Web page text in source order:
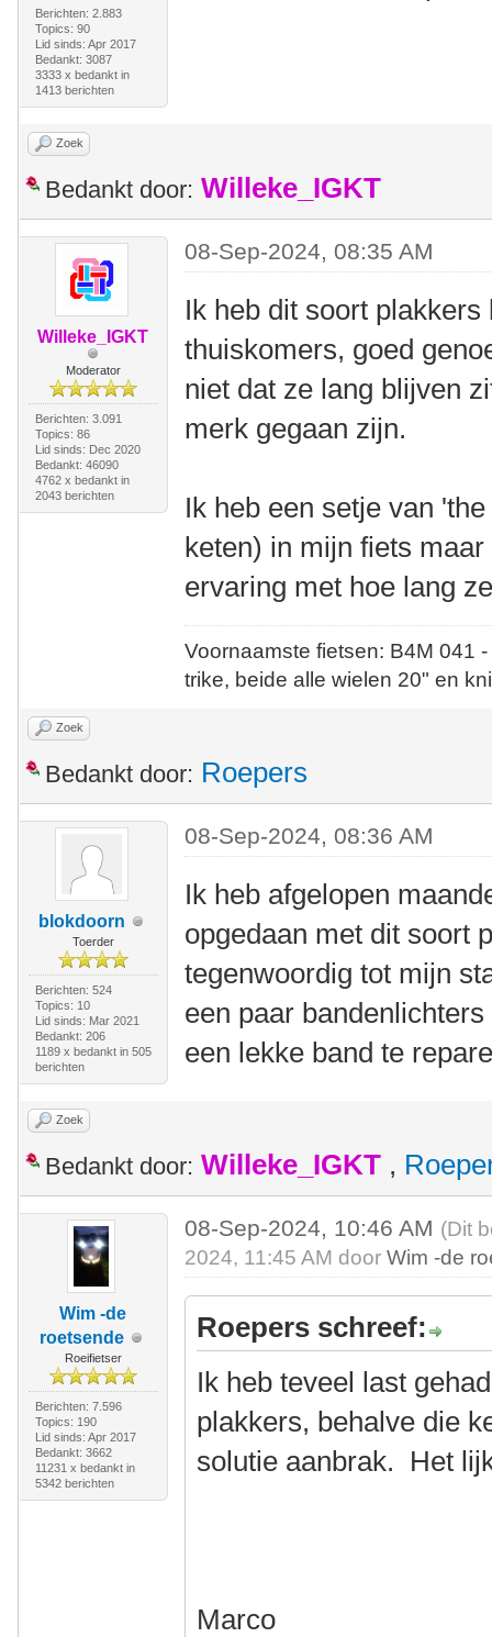
Berichten: 2.883
Topics: 90
Lid sinds: Apr 2017
Bedankt: 3087
3333 x bedankt in
1413 berichten
Zoek
Bedankt door: Willeke_IGKT
Willeke_IGKT
Moderator
Berichten: 3.091
Topics: 86
Lid sinds: Dec 2020
Bedankt: 46090
4762 x bedankt in
2043 berichten
08-Sep-2024, 08:35 AM
Ik heb dit soort
thuiskomers, goed
niet dat ze lang blijven
merk gegaan zijn.
Ik heb een setje van
keten) in mijn fiets
ervaring met hoe lang
Voornaamste fietsen: B4M
trike, beide alle wielen 20" en
Zoek
Bedankt door: Roepers
blokdoorn
Toerder
Berichten: 524
Topics: 10
Lid sinds: Mar 2021
Bedankt: 206
1189 x bedankt in 505
berichten
08-Sep-2024, 08:36 AM
Ik heb afgelopen
opgedaan met dit soort
tegenwoordig tot mijn
een paar
een lekke band te
Zoek
Bedankt door: Willeke_IGKT ,
Wim -de
roetsende
Roeifietser
Berichten: 7.596
Topics: 190
Lid sinds: Apr 2017
Bedankt: 3662
11231 x bedankt in
5342 berichten
08-Sep-2024, 10:46 AM (Dit
2024, 11:45 AM doorWim -de
Roepers schreef:
Ik heb teveel last
plakkers, behalve die
solutie aanbrak. Het
Marco